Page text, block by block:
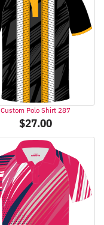
Custom Polo Shirt 287
$27.00